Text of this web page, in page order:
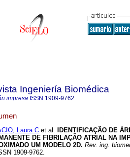
Ingeniería Biomédica
impresa ISSN 1909-9762
Laura C et al.
IDENTIFICAÇÃO DE
DE FIBRILAÇÃO ATRIAL NA
UM MODELO 2D. Rev. ing.
1909-9762.